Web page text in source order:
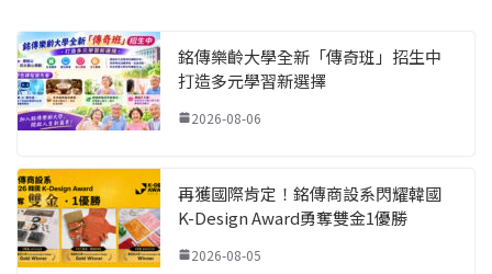
銘傳樂齡大學全新「傳奇班」招生中
打造多元學習新選擇
2026-08-06
再獲國際肯定！銘傳商設系閃耀韓國
K-Design Award勇奪雙金1優勝
2026-08-05